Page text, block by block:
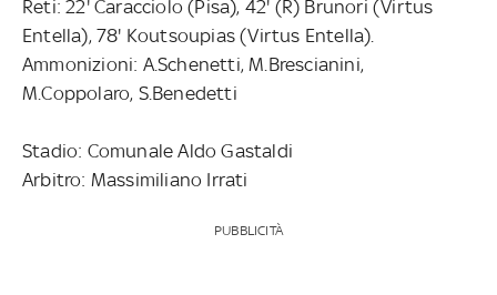
Reti: 22' Caracciolo (Pisa), 42' (R) Brunori (Virtus
Entella), 78' Koutsoupias (Virtus Entella).
Ammonizioni: A.Schenetti, M.Brescianini,
M.Coppolaro, S.Benedetti
Stadio: Comunale Aldo Gastaldi
Arbitro: Massimiliano Irrati
PUBBLICITÀ